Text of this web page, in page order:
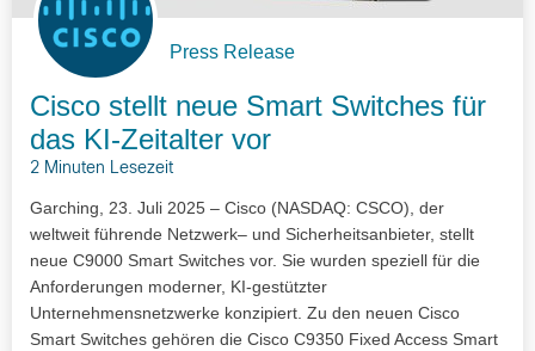
Press Release
Cisco stellt neue Smart Switches für
das KI-Zeitalter vor
2 Minuten Lesezeit
Garching, 23. Juli 2025 – Cisco (NASDAQ: CSCO), der
weltweit führende Netzwerk– und Sicherheitsanbieter, stellt
neue C9000 Smart Switches vor. Sie wurden speziell für die
Anforderungen moderner, KI-gestützter
Unternehmensnetzwerke konzipiert. Zu den neuen Cisco
Smart Switches gehören die Cisco C9350 Fixed Access Smart